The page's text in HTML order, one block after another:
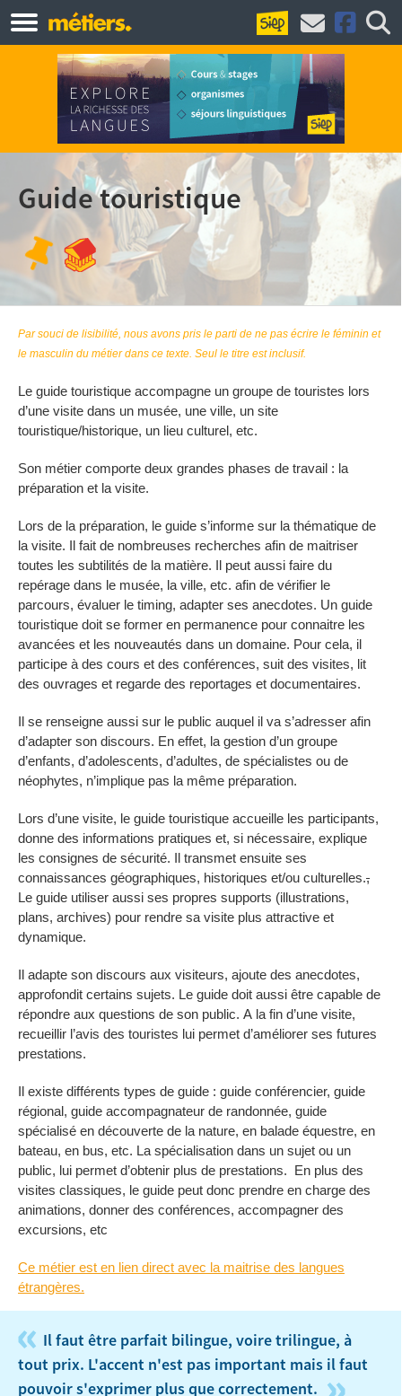
Guide touristique
Par souci de lisibilité, nous avons pris le parti de ne pas écrire le féminin et
le masculin du métier dans ce texte. Seul le titre est inclusif.
Le guide touristique accompagne un groupe de touristes lors
d’une visite dans un musée, une ville, un site
touristique/historique, un lieu culturel, etc.
Son métier comporte deux grandes phases de travail : la
préparation et la visite.
Lors de la préparation, le guide s’informe sur la thématique de
la visite. Il fait de nombreuses recherches afin de maitriser
toutes les subtilités de la matière. Il peut aussi faire du
repérage dans le musée, la ville, etc. afin de vérifier le
parcours, évaluer le timing, adapter ses anecdotes. Un guide
touristique doit se former en permanence pour connaitre les
avancées et les nouveautés dans un domaine. Pour cela, il
participe à des cours et des conférences, suit des visites, lit
des ouvrages et regarde des reportages et documentaires.
Il se renseigne aussi sur le public auquel il va s’adresser afin
d’adapter son discours. En effet, la gestion d’un groupe
d’enfants, d’adolescents, d’adultes, de spécialistes ou de
néophytes, n’implique pas la même préparation.
Lors d’une visite, le guide touristique accueille les participants,
donne des informations pratiques et, si nécessaire, explique
les consignes de sécurité. Il transmet ensuite ses
connaissances géographiques, historiques et/ou culturelles.,
Le guide utiliser aussi ses propres supports (illustrations,
plans, archives) pour rendre sa visite plus attractive et
dynamique.
Il adapte son discours aux visiteurs, ajoute des anecdotes,
approfondit certains sujets. Le guide doit aussi être capable de
répondre aux questions de son public. A la fin d’une visite,
recueillir l’avis des touristes lui permet d’améliorer ses futures
prestations.
Il existe différents types de guide : guide conférencier, guide
régional, guide accompagnateur de randonnée, guide
spécialisé en découverte de la nature, en balade équestre, en
bateau, en bus, etc. La spécialisation dans un sujet ou un
public, lui permet d’obtenir plus de prestations. En plus des
visites classiques, le guide peut donc prendre en charge des
animations, donner des conférences, accompagner des
excursions, etc
Ce métier est en lien direct avec la maitrise des langues
étrangères.
« Il faut être parfait bilingue, voire trilingue, à
tout prix. L'accent n'est pas important mais il faut
pouvoir s'exprimer plus que correctement.